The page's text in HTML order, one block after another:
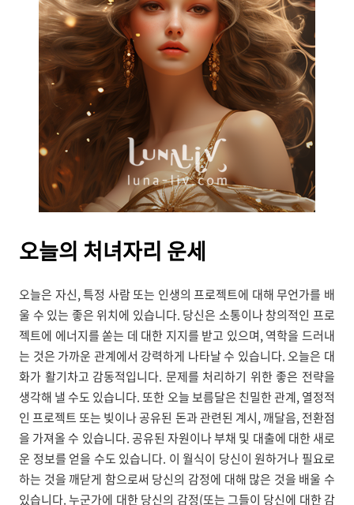
오늘의 처녀자리 운세
오늘은 자신, 특정 사람 또는 인생의 프로젝트에 대해 무언가를 배
울 수 있는 좋은 위치에 있습니다. 당신은 소통이나 창의적인 프로
젝트에 에너지를 쏟는 데 대한 지지를 받고 있으며, 역학을 드러내
는 것은 가까운 관계에서 강력하게 나타날 수 있습니다. 오늘은 대
화가 활기차고 감동적입니다. 문제를 처리하기 위한 좋은 전략을
생각해 낼 수도 있습니다. 또한 오늘 보름달은 친밀한 관계, 열정적
인 프로젝트 또는 빚이나 공유된 돈과 관련된 계시, 깨달음, 전환점
을 가져올 수 있습니다. 공유된 자원이나 부채 및 대출에 대한 새로
운 정보를 얻을 수도 있습니다. 이 월식이 당신이 원하거나 필요로
하는 것을 깨닫게 함으로써 당신의 감정에 대해 많은 것을 배울 수
있습니다. 누군가에 대한 당신의 감정(또는 그들이 당신에 대한 감